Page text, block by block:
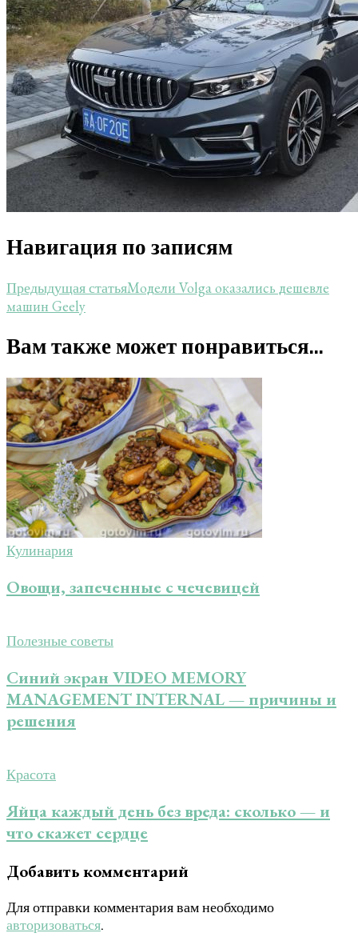
Навигация по записям
Предыдущая статьяМодели Volga оказались дешевле
машин Geely
Вам также может понравиться...
Кулинария
Овощи, запеченные с чечевицей
Полезные советы
Синий экран VIDEO MEMORY
MANAGEMENT INTERNAL — причины и
решения
Красота
Яйца каждый день без вреда: сколько — и
что скажет сердце
Добавить комментарий
Для отправки комментария вам необходимо
авторизоваться.